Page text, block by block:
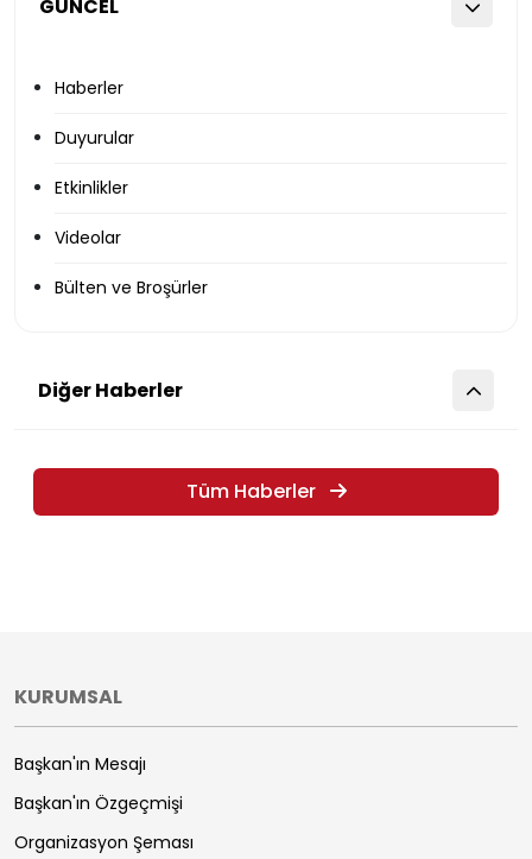
GÜNCEL
Haberler
Duyurular
Etkinlikler
Videolar
Bülten ve Broşürler
Diğer Haberler
Tüm Haberler
KURUMSAL
Başkan'ın Mesajı
Başkan'ın Özgeçmişi
Organizasyon Şeması